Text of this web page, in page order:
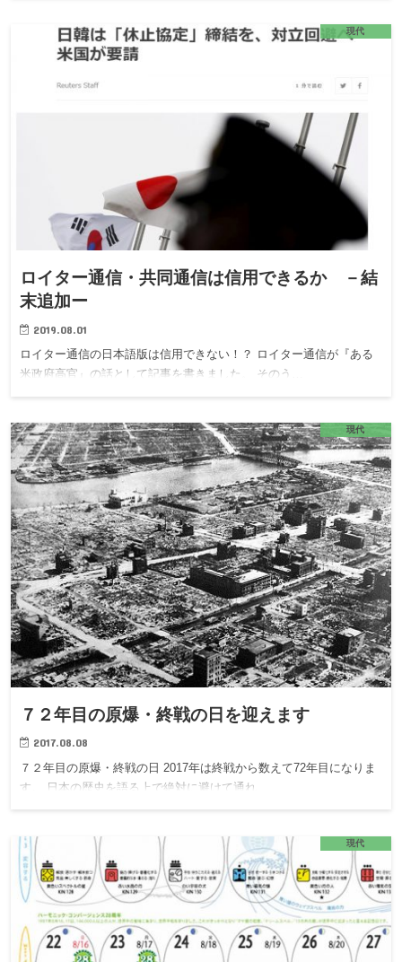
現代
ロイター通信・共同通信は信用できるか －結
末追加ー
2019.08.01
ロイター通信の日本語版は信用できない！？ ロイター通信が『ある
米政府高官』の話として記事を書きました。 そのう…
現代
７２年目の原爆・終戦の日を迎えます
2017.08.08
７２年目の原爆・終戦の日 2017年は終戦から数えて72年目になりま
す。 日本の歴史を語る上で絶対に避けて通れ…
現代